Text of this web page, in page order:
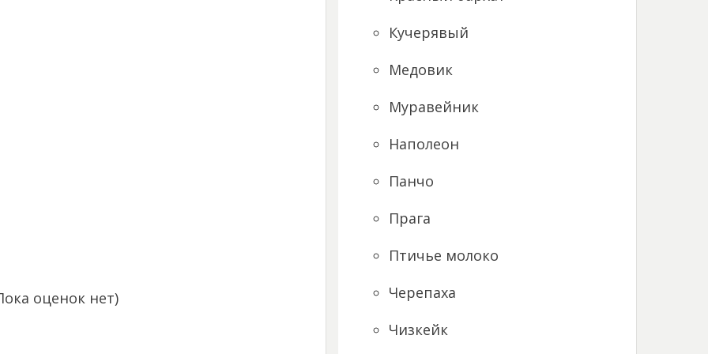
оценок нет)
Кучерявый
Медовик
Муравейник
Наполеон
Панчо
Прага
Птичье молоко
Черепаха
Чизкейк